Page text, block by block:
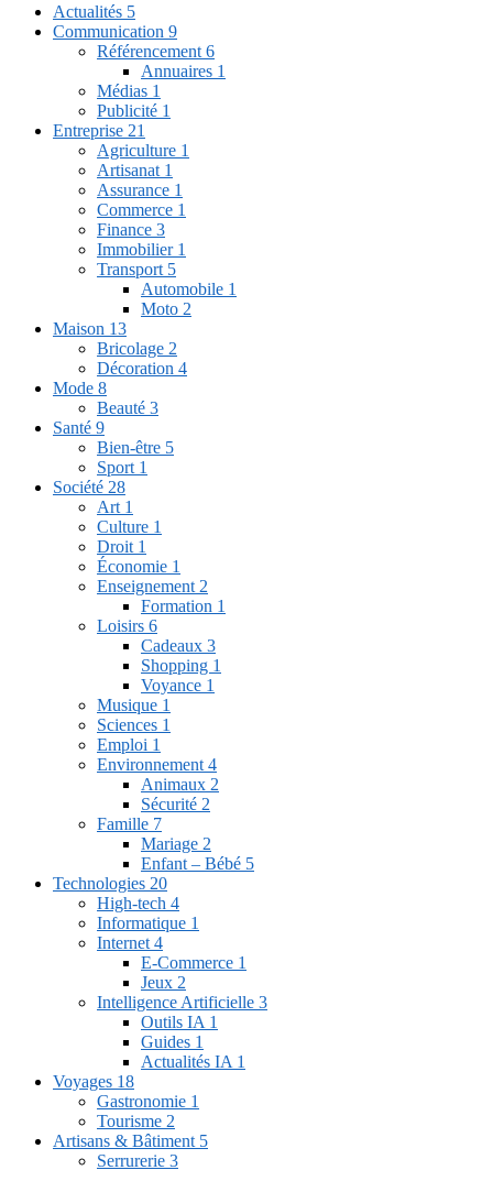
Actualités 5
Communication 9
Référencement 6
Annuaires 1
Médias 1
Publicité 1
Entreprise 21
Agriculture 1
Artisanat 1
Assurance 1
Commerce 1
Finance 3
Immobilier 1
Transport 5
Automobile 1
Moto 2
Maison 13
Bricolage 2
Décoration 4
Mode 8
Beauté 3
Santé 9
Bien-être 5
Sport 1
Société 28
Art 1
Culture 1
Droit 1
Économie 1
Enseignement 2
Formation 1
Loisirs 6
Cadeaux 3
Shopping 1
Voyance 1
Musique 1
Sciences 1
Emploi 1
Environnement 4
Animaux 2
Sécurité 2
Famille 7
Mariage 2
Enfant – Bébé 5
Technologies 20
High-tech 4
Informatique 1
Internet 4
E-Commerce 1
Jeux 2
Intelligence Artificielle 3
Outils IA 1
Guides 1
Actualités IA 1
Voyages 18
Gastronomie 1
Tourisme 2
Artisans & Bâtiment 5
Serrurerie 3